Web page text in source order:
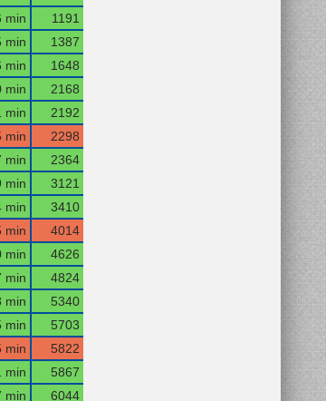
min
1191
min
1387
min
1648
min
2168
min
2192
min
2298
min
2364
min
3121
min
3410
min
4014
min
4626
min
4824
min
5340
min
5703
min
5822
min
5867
min 6044